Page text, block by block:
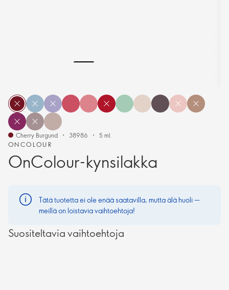
ONCOLOUR
OnColour-kynsilakka
Cherry Burgund 38986 5 ml.
Tätä tuotetta ei ole enää saatavilla, mutta älä huoli —
meillä on loistavia vaihtoehtoja!
Suositeltavia vaihtoehtoja